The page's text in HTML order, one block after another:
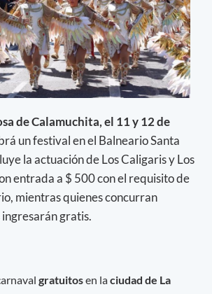
de Calamuchita, el 11 y 12 de
un festival en el Balneario Santa
la actuación de Los Caligaris y Los
entrada a $ 500 con el requisito de
mientras quienes concurran
gratis.
gratuitosen laciudad de La